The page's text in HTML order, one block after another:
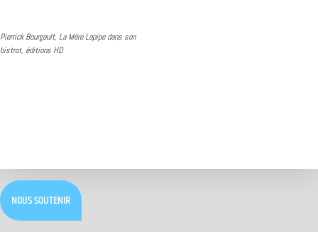
Pierrick Bourgault, La Mère Lapipe dans son
bistrot, éditions HD
NOUS SOUTENIR